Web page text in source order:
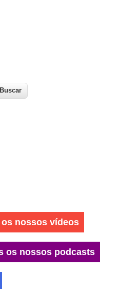
nossos vídeos
os nossos podcasts